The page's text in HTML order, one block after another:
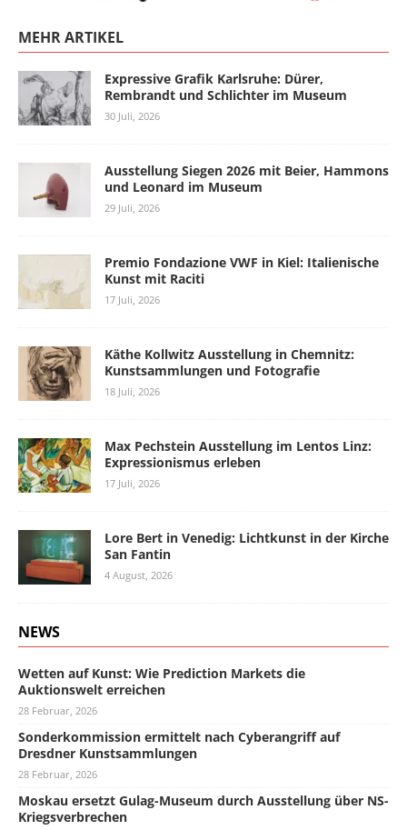
MEHR ARTIKEL
Expressive Grafik Karlsruhe: Dürer,
Rembrandt und Schlichter im Museum
30 Juli, 2026
Ausstellung Siegen 2026 mit Beier, Hammons
und Leonard im Museum
29 Juli, 2026
Premio Fondazione VWF in Kiel: Italienische
Kunst mit Raciti
17 Juli, 2026
Käthe Kollwitz Ausstellung in Chemnitz:
Kunstsammlungen und Fotografie
18 Juli, 2026
Max Pechstein Ausstellung im Lentos Linz:
Expressionismus erleben
17 Juli, 2026
Lore Bert in Venedig: Lichtkunst in der Kirche
San Fantin
4 August, 2026
NEWS
Wetten auf Kunst: Wie Prediction Markets die
Auktionswelt erreichen
28 Februar, 2026
Sonderkommission ermittelt nach Cyberangriff auf
Dresdner Kunstsammlungen
28 Februar, 2026
Moskau ersetzt Gulag-Museum durch Ausstellung über NS-
Kriegsverbrechen